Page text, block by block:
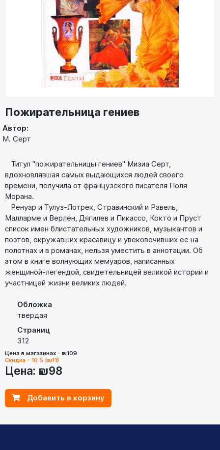
Пожирательница гениев
Автор:
М. Серт
Титул "пожирательницы гениев" Мизиа Серт,
вдохновлявшая самых выдающихся людей своего
времени, получила от французского писателя Поля
Морана.
Ренуар и Тулуз-Лотрек, Стравинский и Равель,
Малларме и Верлен, Дягилев и Пикассо, Кокто и Пруст
список имен блистательных художников, музыкантов и
поэтов, окружавших красавицу и увековечивших ее на
полотнах и в романах, нельзя уместить в аннотации. Об
этом в книге волнующих мемуаров, написанных
женщиной-легендой, свидетельницей великой истории и
участницей жизни великих людей.
Обложка
твердая
Страниц
312
Цена в магазинах - ₪109
Скидка - 10 % (₪11)
Цена: ₪98
Добавить в корзину